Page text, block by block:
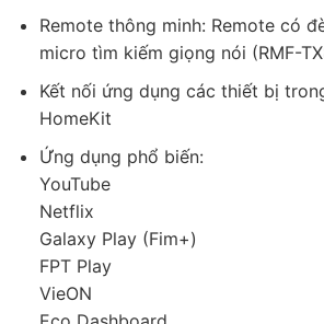
Google Tivi Sony 4K 65 inch K-65S30 với
mỏng, màn hình 65 inch cùng độ phân
Remote thông minh: Remote có
micro tìm kiếm giọng nói (RMF-
Kết nối ứng dụng các thiết bị
HomeKit
Ứng dụng phổ biến:
YouTube
Netflix
Galaxy Play (Fim+)
FPT Play
VieON